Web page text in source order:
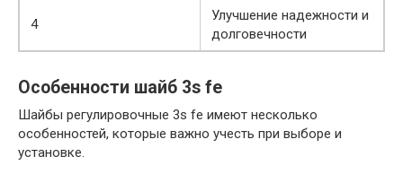
4
Улучшение надежности и
долговечности
Особенности шайб 3s fe
Шайбы регулировочные 3s fe имеют несколько
особенностей, которые важно учесть при выборе и
установке.